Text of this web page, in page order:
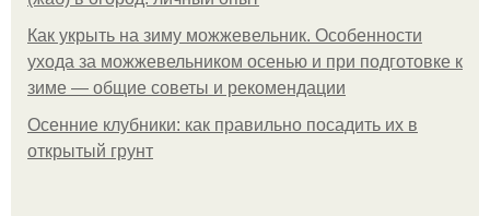
Как укрыть на зиму можжевельник. Особенности
ухода за можжевельником осенью и при подготовке к
зиме — общие советы и рекомендации
Осенние клубники: как правильно посадить их в
открытый грунт